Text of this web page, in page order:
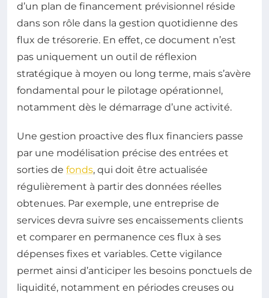
d’un plan de financement prévisionnel réside
dans son rôle dans la gestion quotidienne des
flux de trésorerie. En effet, ce document n’est
pas uniquement un outil de réflexion
stratégique à moyen ou long terme, mais s’avère
fondamental pour le pilotage opérationnel,
notamment dès le démarrage d’une activité.
Une gestion proactive des flux financiers passe
par une modélisation précise des entrées et
sorties de fonds, qui doit être actualisée
régulièrement à partir des données réelles
obtenues. Par exemple, une entreprise de
services devra suivre ses encaissements clients
et comparer en permanence ces flux à ses
dépenses fixes et variables. Cette vigilance
permet ainsi d’anticiper les besoins ponctuels de
liquidité, notamment en périodes creuses ou